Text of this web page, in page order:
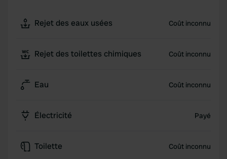
Rejet des eaux usées Coût inconnu
Rejet des toilettes chimiques Coût inconnu
Eau Coût inconnu
Électricité Payé
Toilette Coût inconnu